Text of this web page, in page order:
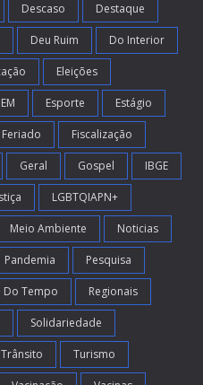
Descaso Destaque
Deu Ruim Do Interior
Eleições
Esporte Estágio
Feriado Fiscalização
Geral Gospel IBGE
LGBTQIAPN+
Meio Ambiente Noticias
Pandemia Pesquisa
Do Tempo Regionais
Solidariedade
Trânsito Turismo